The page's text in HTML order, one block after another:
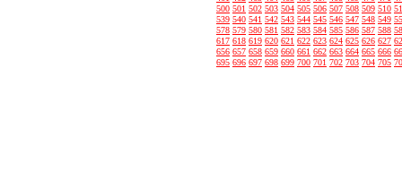
500 501 502 503 504 505 506 507 508 509 510
539 540 541 542 543 544 545 546 547 548 549
578 579 580 581 582 583 584 585 586 587 588
617 618 619 620 621 622 623 624 625 626 627
656 657 658 659 660 661 662 663 664 665 666
695 696 697 698 699 700 701 702 703 704 705